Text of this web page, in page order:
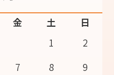
金 土
日
1
2
7 8
9